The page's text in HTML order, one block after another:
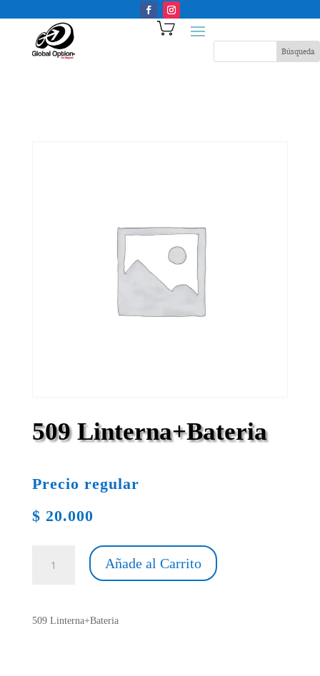
509 Linterna+Bateria
Precio regular
$ 20.000
Linterna+BateriaAñade al Carrito
509 Linterna+Bateria